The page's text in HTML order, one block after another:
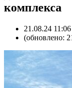
комплекса
21.08.24 11:06
(обновлено: